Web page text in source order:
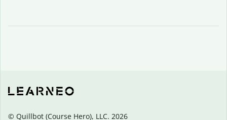
© Quillbot (Course Hero), LLC. 2026